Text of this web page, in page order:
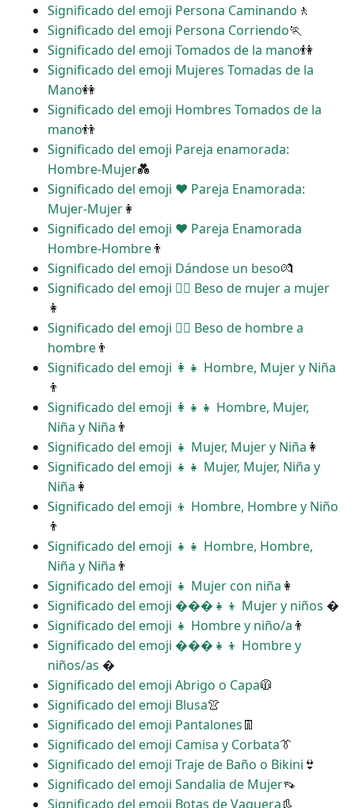
Significado del emoji Persona Caminando 🚶
Significado del emoji Persona Corriendo🏃
Significado del emoji Tomados de la mano👫
Significado del emoji Mujeres Tomadas de la
Mano👭
Significado del emoji Hombres Tomados de la
mano👬
Significado del emoji Pareja enamorada:
Hombre-Mujer💑
Significado del emoji ‍❤️‍ Pareja Enamorada:
Mujer-Mujer👩
Significado del emoji ‍❤️‍ Pareja Enamorada
Hombre-Hombre👨
Significado del emoji Dándose un beso💏
Significado del emoji ‍❤️‍💋‍ Beso de mujer a mujer
👩
Significado del emoji ‍❤️‍💋‍ Beso de hombre a
hombre👨
Significado del emoji ‍👩‍👧 Hombre, Mujer y Niña
👨
Significado del emoji ‍👩‍👧‍👧 Hombre, Mujer,
Niña y Niña 👨
Significado del emoji ‍‍👧 Mujer, Mujer y Niña 👩
Significado del emoji ‍‍👧‍👧 Mujer, Mujer, Niña y
Niña 👩
Significado del emoji ‍‍👦 Hombre, Hombre y Niño
👨
Significado del emoji ‍‍👧‍👧 Hombre, Hombre,
Niña y Niña 👨
Significado del emoji ‍👧 Mujer con niña 👩
Significado del emoji ���‍👧‍👦 Mujer y niños �
Significado del emoji ‍👧 Hombre y niño/a 👨
Significado del emoji ���‍👧‍👦 Hombre y
niños/as �
Significado del emoji Abrigo o Capa🧥
Significado del emoji Blusa👚
Significado del emoji Pantalones👖
Significado del emoji Camisa y Corbata👔
Significado del emoji Traje de Baño o Bikini 👙
Significado del emoji Sandalia de Mujer👡
Significado del emoji Botas de Vaquera👢